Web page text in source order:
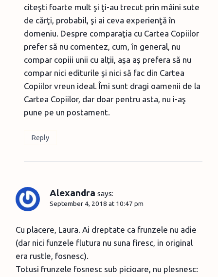
citeşti foarte mult şi ţi-au trecut prin mâini sute
de cărţi, probabil, şi ai ceva experienţă în
domeniu. Despre comparaţia cu Cartea Copiilor
prefer să nu comentez, cum, în general, nu
compar copiii unii cu alţii, aşa aş prefera să nu
compar nici editurile şi nici să fac din Cartea
Copiilor vreun ideal. Îmi sunt dragi oamenii de la
Cartea Copiilor, dar doar pentru asta, nu i-aş
pune pe un postament.
Reply
Alexandra says:
September 4, 2018 at 10:47 pm
Cu placere, Laura. Ai dreptate ca frunzele nu adie
(dar nici funzele flutura nu suna firesc, in original
era rustle, fosnesc).
Totusi frunzele fosnesc sub picioare, nu plesnesc: